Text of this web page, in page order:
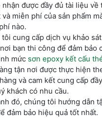
nhận được đầy đủ tài liệu
miễn phí của sản phẩm
nào.
tôi cung cấp dịch vụ khảo
bạn thi công để đảm bảo
mức sơn epoxy kết cấu
tận nơi được thực hiện
và cam kết cung cấp
khách có nhu cầu.
đó, chúng tôi hướng dẫn
đảm bảo hiệu quả tốt nhất.